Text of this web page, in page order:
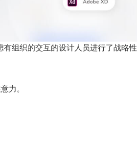
组织的交互的设计人员进行了战略性
力。